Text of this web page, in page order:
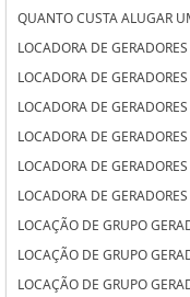
QUANTO CUSTA ALUGAR
LOCADORA DE
LOCADORA DE
LOCADORA DE
LOCADORA DE
LOCADORA DE
LOCADORA DE
LOCAÇÃO DE GRUPO
LOCAÇÃO DE GRUPO
LOCAÇÃO DE GRUPO